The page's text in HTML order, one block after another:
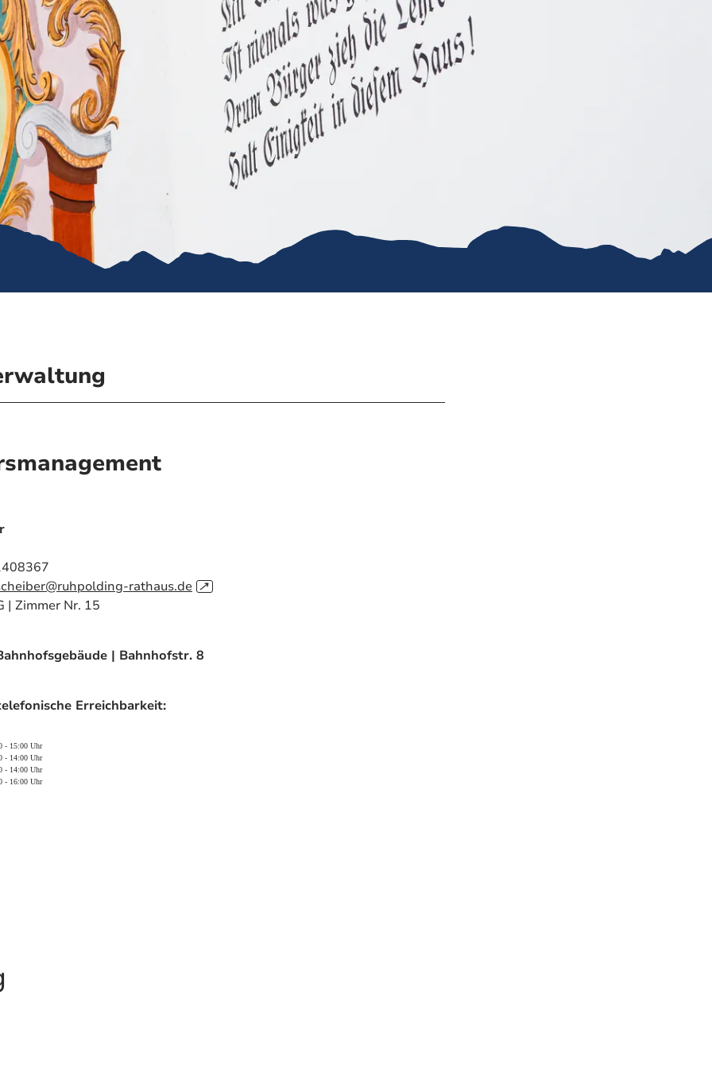
Karriere
Stiftung für unser Dorf
Gemeindeanzeiger
Ver- & Entsorgung
Öffentliche WCs
Kommunale
Verkehrsüberwachung in
Ruhpolding
rathaus.de ↗
| Zimmer Nr. 15
| Bahnhofstr. 8
Erreichbarkeit:
- 15:00 Uhr
- 14:00 Uhr
- 14:00 Uhr
- 16:00 Uhr